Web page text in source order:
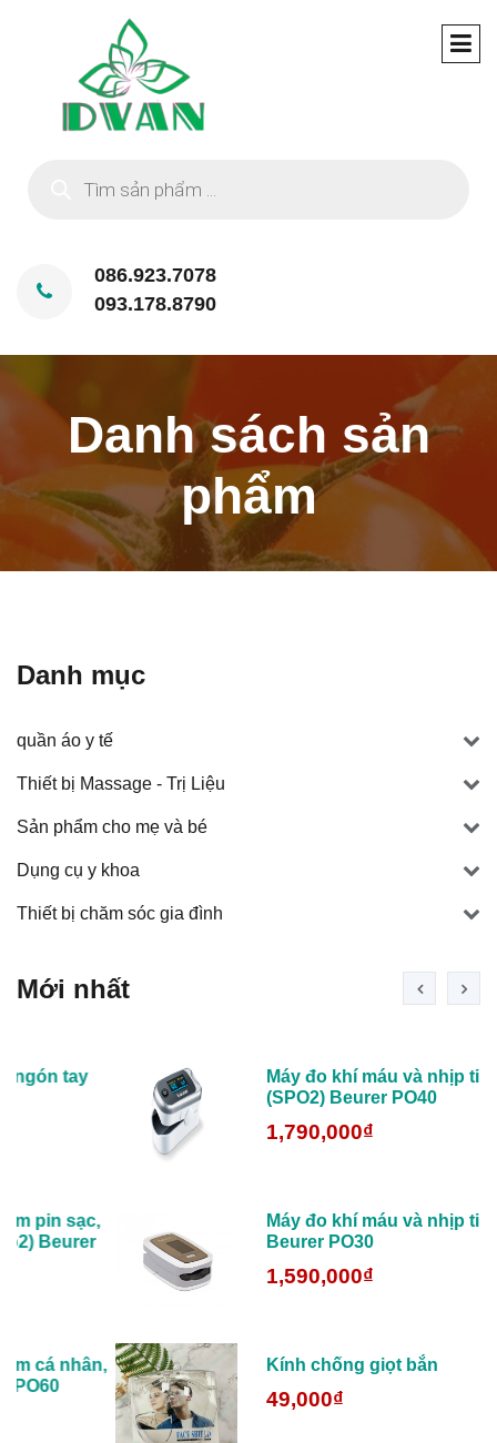
086.923.7078
093.178.8790
Danh sách sản
phẩm
Danh mục
quần áo y tế
Thiết bị Massage - Trị Liệu
Sản phẩm cho mẹ và bé
Dụng cụ y khoa
Thiết bị chăm sóc gia đình
Mới nhất
sạc,
Máy đo khí máu và nhịp tim cá
(SPO2) Beurer PO40
1,790,000₫
Máy đo khí máu và nhịp tim (SPO2)
Beurer PO30
1,590,000₫
Kính chống giọt bắn
49,000₫